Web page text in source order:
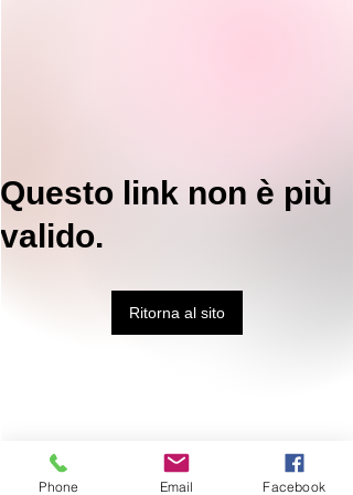
Questo link non è più
valido.
Ritorna al sito
Phone Email Facebook